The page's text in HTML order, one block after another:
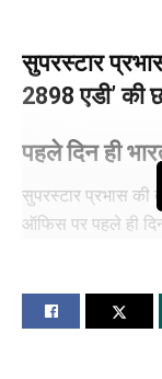
सुपरस्टार
2898 एडी’ की
पहले दिन ही
सुपरस्टार प्रभास की
ऑफिस पर पहले ही
डवांस बुकिंग में ही